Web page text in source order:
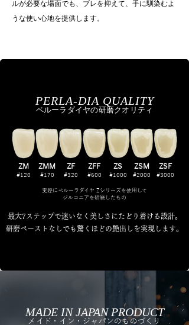
ルが必要な場面でも、ブレを抑えて、手に馴染むよ
うな使い心地を提供します。
PERLA-DIA QUALITY
ペルーラダイヤの研磨クオリティ
ZM
#120
ZMM
#170
ZF
#320
ZFF
#600
ZS
#1000
ZSM
#2000
ZSF
#3000
実際にペルーラダイヤ Zシリーズを使用して
ジルコニアを研磨したもの
最大7ステップで迷いなく美しさにたどり着ける設計。
研磨ペーストなしでも驚くほどの艶出しを実現します。
MADE IN JAPAN PRODUCT
メイド・イン・ジャパンのものづくり